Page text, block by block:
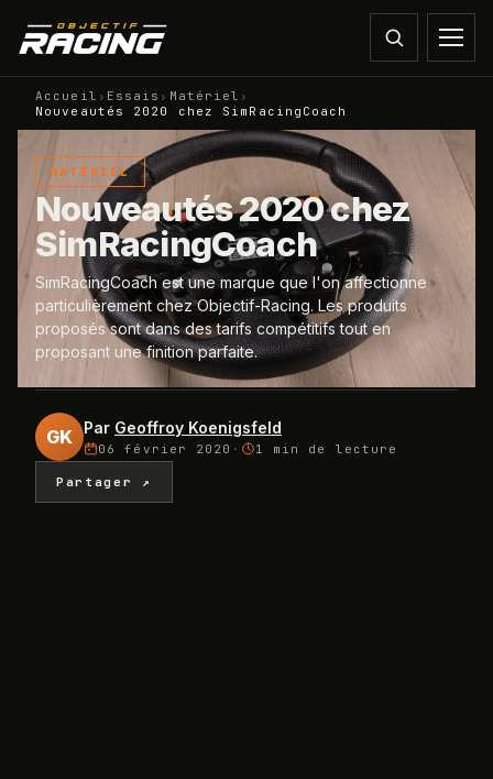
Accueil › Essais › Matériel ›
Nouveautés 2020 chez SimRacingCoach
MATÉRIEL
Nouveautés 2020 chez
SimRacingCoach
SimRacingCoach est une marque que l'on affectionne
particulièrement chez Objectif-Racing. Les produits
proposés sont dans des tarifs compétitifs tout en
proposant une finition parfaite.
GK Par Geoffroy Koenigsfeld
06 février 2020 · 1 min de lecture
Partager ↗